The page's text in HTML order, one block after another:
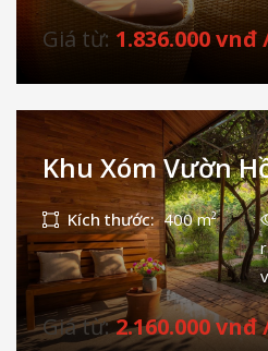
Giá từ: 1.836.000
Khu Xóm Vườn
Kích thước: 400 m²
Giá từ:2.160.000